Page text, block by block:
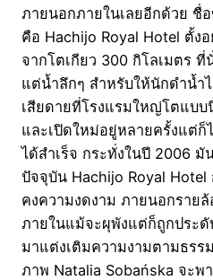
ภายนอกภายในเลยอีกด้วย ชื่
คือ Hachijo Royal Hotel ตั้ง
จากโตเกียว 300 กิโลเมตร
แต่น้ำลึกๆ สำหรับให้นักดำ
เสียดายที่โรงแรมใหญ่โตแบ
และเปิดใหม่อยู่หลายครั้งแต่ก็
ได้สำเร็จ กระทั่งในปี 2006 มั
ปัจจุบัน Hachijo Royal Hotel
คงความงดงาม ภายนอกราย
ภายในแม้จะผุพังแต่ก็ถูกประ
มาแต่งเติมความงามตามธรร
ภาพ Natalia Sobańska จะพ